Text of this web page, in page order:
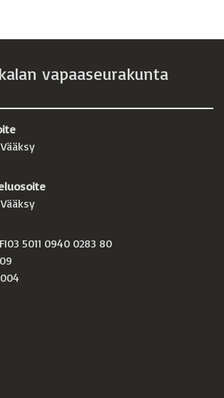
vapaaseurakunta
FI03 5011 0940 0283 80